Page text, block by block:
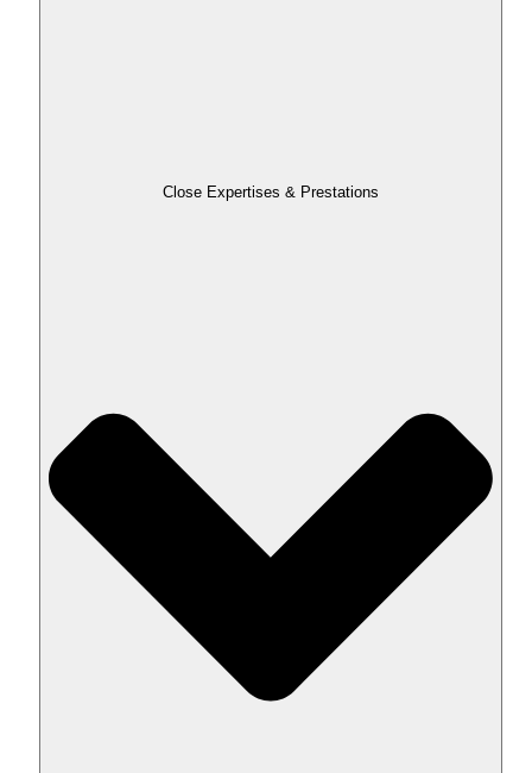
Close Expertises & Prestations